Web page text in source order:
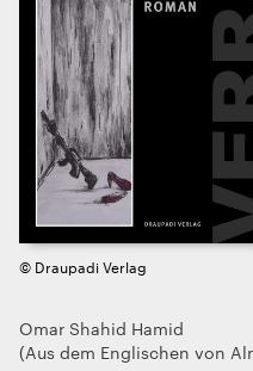
© Draupadi Verlag
Omar Shahid Hamid
Aus dem Englischen von